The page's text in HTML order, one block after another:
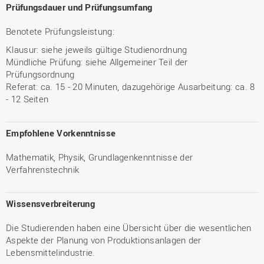
Prüfungsdauer und Prüfungsumfang
Benotete Prüfungsleistung:
Klausur: siehe jeweils gültige Studienordnung
Mündliche Prüfung: siehe Allgemeiner Teil der
Prüfungsordnung
Referat: ca. 15 - 20 Minuten, dazugehörige Ausarbeitung: ca. 8
- 12 Seiten
Empfohlene Vorkenntnisse
Mathematik, Physik, Grundlagenkenntnisse der
Verfahrenstechnik
Wissensverbreiterung
Die Studierenden haben eine Übersicht über die wesentlichen
Aspekte der Planung von Produktionsanlagen der
Lebensmittelindustrie.